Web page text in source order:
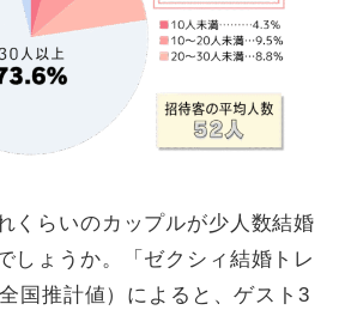
くらいのカップルが少人数結婚
しょうか。「ゼクシィ結婚トレ
国推計値）によると、ゲスト3